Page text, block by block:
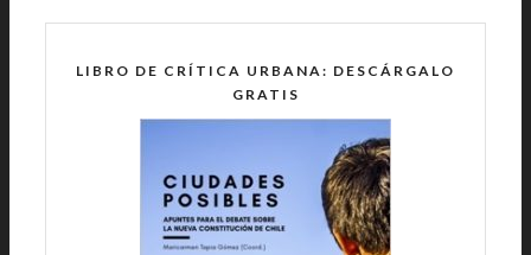
LIBRO DE CRÍTICA URBANA: DESCÁRGALO
GRATIS